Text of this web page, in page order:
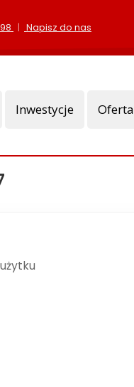
| Napisz do nas
Inwestycje Oferta